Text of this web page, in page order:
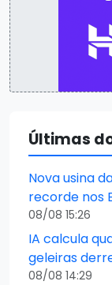
Últimas
Nova usina
recorde nos
08/08 15:26
IA calcula
geleiras
08/08 14:29